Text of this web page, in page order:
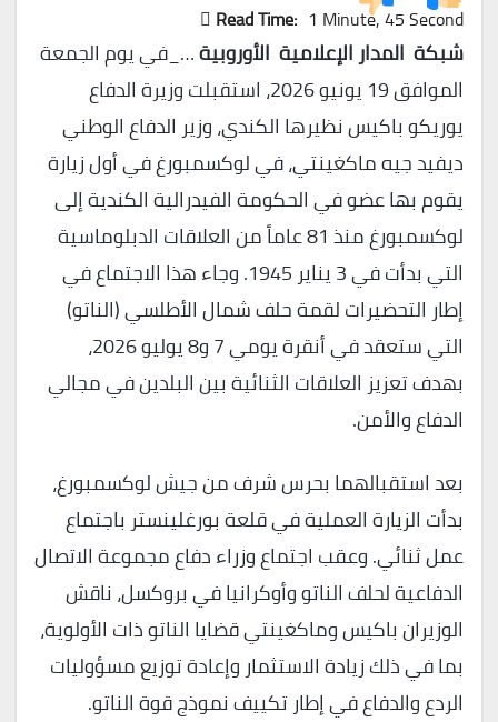
Read Time: 1 Minute, 45 Second
شبكة المدار الإعلامية الأوروبية…_في يوم الجمعة
الموافق 19 يونيو 2026، استقبلت وزيرة الدفاع
يوريكو باكيس نظيرها الكندي، وزير الدفاع الوطني
ديفيد جيه ماكغينتي، في لوكسمبورغ في أول زيارة
يقوم بها عضو في الحكومة الفيدرالية الكندية إلى
لوكسمبورغ منذ 81 عاماً من العلاقات الدبلوماسية
التي بدأت في 3 يناير 1945. وجاء هذا الاجتماع في
إطار التحضيرات لقمة حلف شمال الأطلسي (الناتو)
التي ستعقد في أنقرة يومي 7 و8 يوليو 2026،
بهدف تعزيز العلاقات الثنائية بين البلدين في مجالي
الدفاع والأمن.
بعد استقبالهما بحرس شرف من جيش لوكسمبورغ،
بدأت الزيارة العملية في قلعة بورغلينستر باجتماع
عمل ثنائي. وعقب اجتماع وزراء دفاع مجموعة الاتصال
الدفاعية لحلف الناتو وأوكرانيا في بروكسل، ناقش
الوزيران باكيس وماكغينتي قضايا الناتو ذات الأولوية،
بما في ذلك زيادة الاستثمار وإعادة توزيع مسؤوليات
الردع والدفاع في إطار تكييف نموذج قوة الناتو.